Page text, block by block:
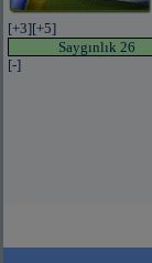
[+3][+5]
Saygınlık 26
[-]